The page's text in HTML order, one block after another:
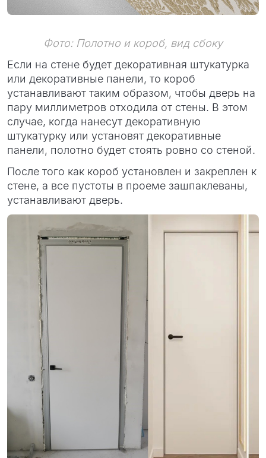
Фото: Полотно и короб, вид сбоку
Если на стене будет декоративная штукатурка
или декоративные панели, то короб
устанавливают таким образом, чтобы дверь на
пару миллиметров отходила от стены. В этом
случае, когда нанесут декоративную
штукатурку или установят декоративные
панели, полотно будет стоять ровно со стеной.
После того как короб установлен и закреплен к
стене, а все пустоты в проеме зашпаклеваны,
устанавливают дверь.